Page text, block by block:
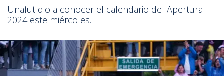
Unafut dio a conocer el calendario del Apertura
2024 este miércoles.